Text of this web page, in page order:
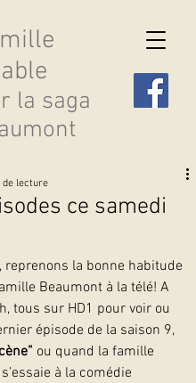
la saga
ce samedi
de lecture
reprenons la bonne habitude
Beaumont à la télé! A
tous sur HD1 pour voir ou
épisode de la saison 9,
ou quand la famille
à la comédie